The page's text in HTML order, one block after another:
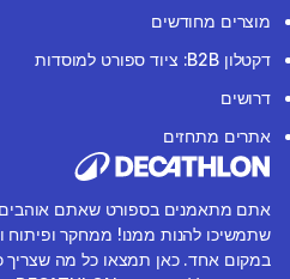
מוצרים מחודשים
דקטלון B2B: ציוד ספורט למוסדות
דרושים
אתרים מתחזים
אתם מתאמנים בספורט שאתם אוהבים,
שתמשיכו להנות ממנו! ממחקר ופיתוח
במקום אחד. כאן תמצאו כל מה שצריך